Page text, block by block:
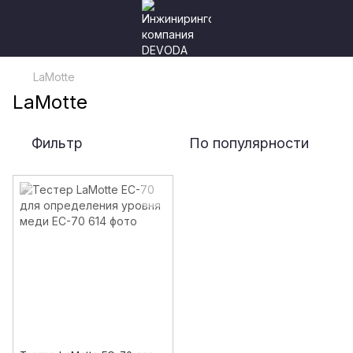
LaMotte
LaMotte
Фильтр По популярности